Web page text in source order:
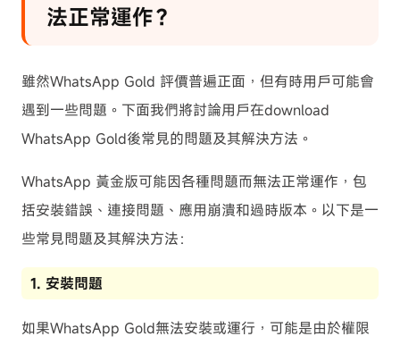
法正常運作？
雖然WhatsApp Gold 評價普遍正面，但有時用戶可能會
遇到一些問題。下面我們將討論用戶在download
WhatsApp Gold後常見的問題及其解決方法。
WhatsApp 黃金版可能因各種問題而無法正常運作，包
括安裝錯誤、連接問題、應用崩潰和過時版本。以下是一
些常見問題及其解決方法：
1. 安裝問題
如果WhatsApp Gold無法安裝或運行，可能是由於權限